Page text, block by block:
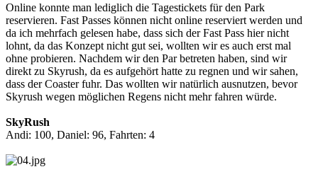
Online konnte man lediglich die Tagestickets für den Park
reservieren. Fast Passes können nicht online reserviert werden und
da ich mehrfach gelesen habe, dass sich der Fast Pass hier nicht
lohnt, da das Konzept nicht gut sei, wollten wir es auch erst mal
ohne probieren. Nachdem wir den Par betreten haben, sind wir
direkt zu Skyrush, da es aufgehört hatte zu regnen und wir sahen,
dass der Coaster fuhr. Das wollten wir natürlich ausnutzen, bevor
Skyrush wegen möglichen Regens nicht mehr fahren würde.
SkyRush
Andi: 100, Daniel: 96, Fahrten: 4